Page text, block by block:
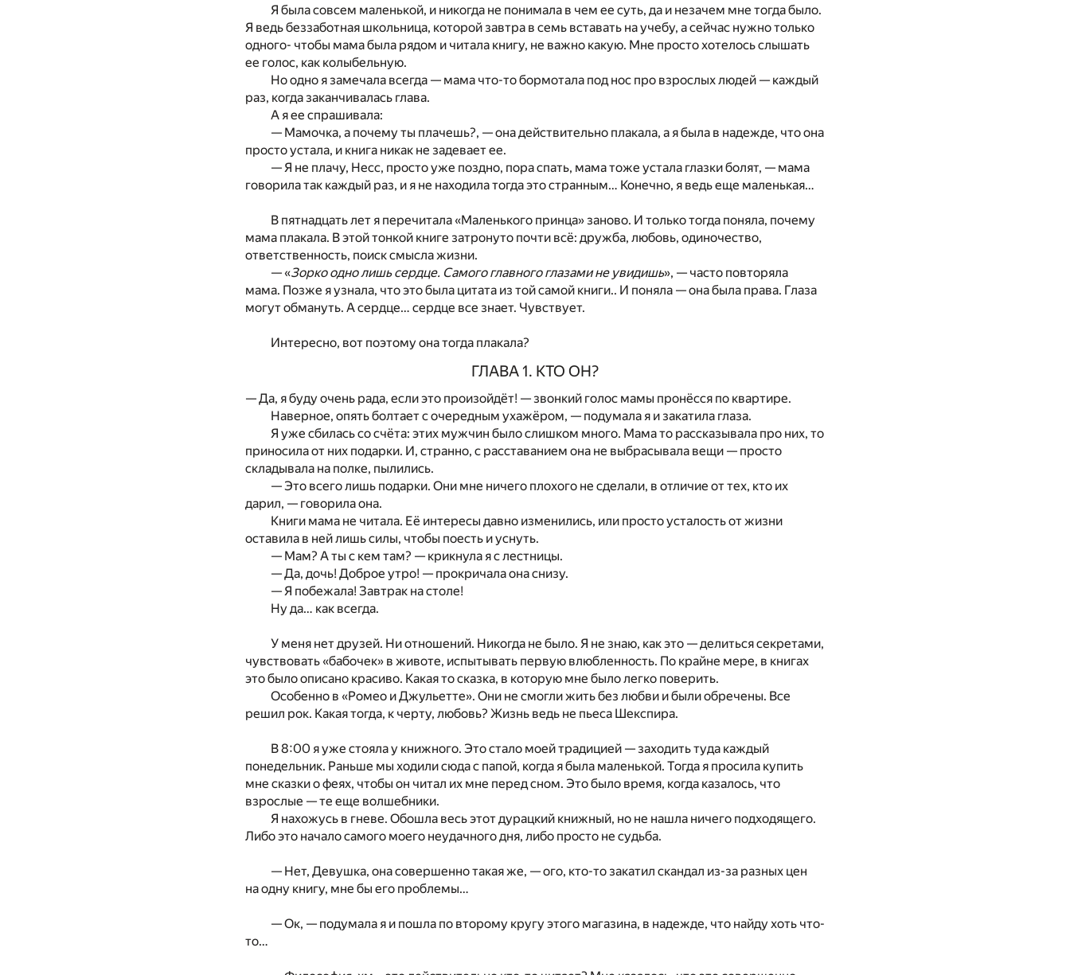
Я была совсем маленькой, и никогда не понимала в чем ее суть, да и незачем мне тогда было.
Я ведь беззаботная школьница, которой завтра в семь вставать на учебу, а сейчас нужно только
одного- чтобы мама была рядом и читала книгу, не важно какую. Мне просто хотелось слышать
ее голос, как колыбельную.
Но одно я замечала всегда — мама что-то бормотала под нос про взрослых людей — каждый
раз, когда заканчивалась глава.
А я ее спрашивала:
— Мамочка, а почему ты плачешь?, — она действительно плакала, а я была в надежде, что она
просто устала, и книга никак не задевает ее.
— Я не плачу, Несс, просто уже поздно, пора спать, мама тоже устала глазки болят, — мама
говорила так каждый раз, и я не находила тогда это странным… Конечно, я ведь еще маленькая…
В пятнадцать лет я перечитала «Маленького принца» заново. И только тогда поняла, почему
мама плакала. В этой тонкой книге затронуто почти всё: дружба, любовь, одиночество,
ответственность, поиск смысла жизни.
— «Зорко одно лишь сердце. Самого главного глазами не увидишь», — часто повторяла
мама. Позже я узнала, что это была цитата из той самой книги.. И поняла — она была права. Глаза
могут обмануть. А сердце… сердце все знает. Чувствует.
Интересно, вот поэтому она тогда плакала?
ГЛАВА 1. КТО ОН?
— Да, я буду очень рада, если это произойдёт! — звонкий голос мамы пронёсся по квартире.
Наверное, опять болтает с очередным ухажёром, — подумала я и закатила глаза.
Я уже сбилась со счёта: этих мужчин было слишком много. Мама то рассказывала про них, то
приносила от них подарки. И, странно, с расставанием она не выбрасывала вещи — просто
складывала на полке, пылились.
— Это всего лишь подарки. Они мне ничего плохого не сделали, в отличие от тех, кто их
дарил, — говорила она.
Книги мама не читала. Её интересы давно изменились, или просто усталость от жизни
оставила в ней лишь силы, чтобы поесть и уснуть.
— Мам? А ты с кем там? — крикнула я с лестницы.
— Да, дочь! Доброе утро! — прокричала она снизу.
— Я побежала! Завтрак на столе!
Ну да… как всегда.
У меня нет друзей. Ни отношений. Никогда не было. Я не знаю, как это — делиться секретами,
чувствовать «бабочек» в животе, испытывать первую влюбленность. По крайне мере, в книгах
это было описано красиво. Какая то сказка, в которую мне было легко поверить.
Особенно в «Ромео и Джульетте». Они не смогли жить без любви и были обречены. Все
решил рок. Какая тогда, к черту, любовь? Жизнь ведь не пьеса Шекспира.
В 8:00 я уже стояла у книжного. Это стало моей традицией — заходить туда каждый
понедельник. Раньше мы ходили сюда с папой, когда я была маленькой. Тогда я просила купить
мне сказки о феях, чтобы он читал их мне перед сном. Это было время, когда казалось, что
взрослые — те еще волшебники.
Я нахожусь в гневе. Обошла весь этот дурацкий книжный, но не нашла ничего подходящего.
Либо это начало самого моего неудачного дня, либо просто не судьба.
— Нет, Девушка, она совершенно такая же, — ого, кто-то закатил скандал из-за разных цен
на одну книгу, мне бы его проблемы…
— Ок, — подумала я и пошла по второму кругу этого магазина, в надежде, что найду хоть что-
то…